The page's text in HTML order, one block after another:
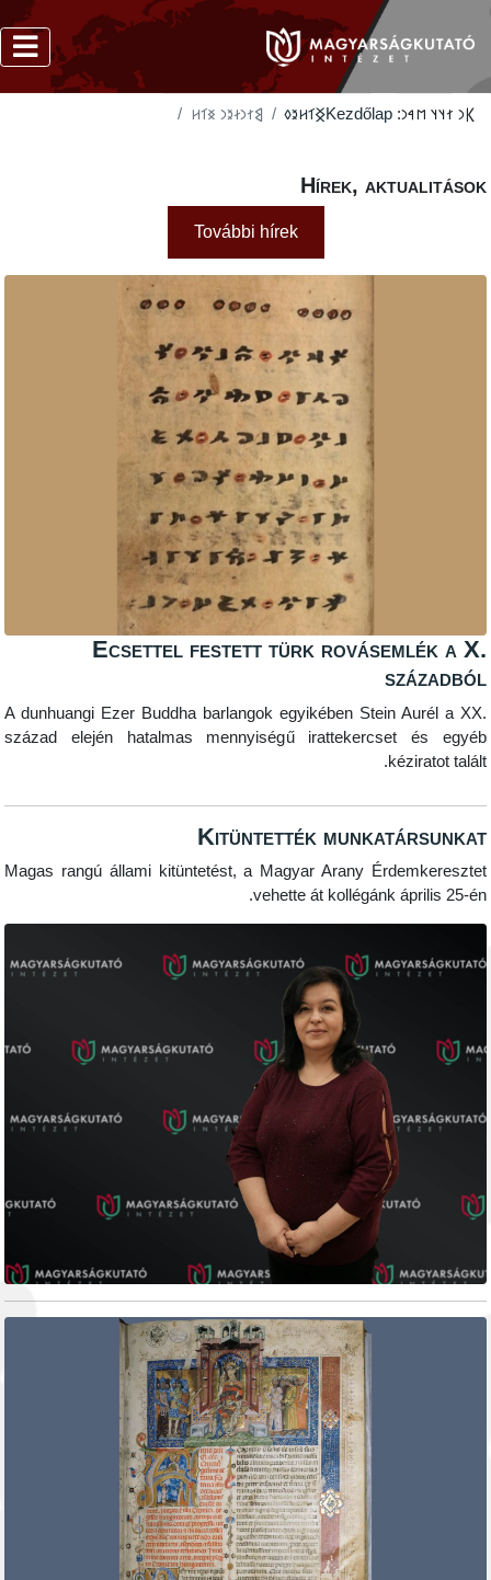
Kezdőlap
‮𐲏𐳑𐳢𐳉𐳓
‮𐲘𐳐𐳙𐳇𐳉𐳙 𐳏𐳑𐳢
Hírek,
További hírek
Ecsettel festett türk
A dunhuangi Ezer Buddha barlangok egyikében Stein
század elején hatalmas mennyiségű
Kitüntették
Magas rangú állami kitüntetést, a Magyar Arany
vehette át kollégánk